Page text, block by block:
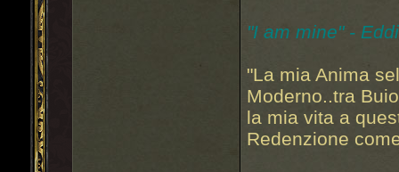
"I am mine" -
"La mia Anima
Moderno..tra
la mia vita a
Redenzione